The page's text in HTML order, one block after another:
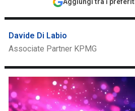
Davide Di Labio
Associate Partner KPMG